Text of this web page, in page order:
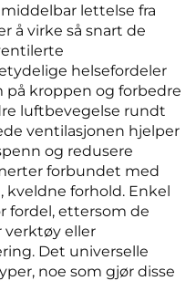
lettelse fra
å virke så snart de
helsefordeler
på kroppen og forbedre
luftbevegelse rundt
ventilasjonen hjelper
og redusere
forbundet med
forhold. Enkel
fordel, ettersom de
verktøy eller
Det universelle
noe som gjør disse